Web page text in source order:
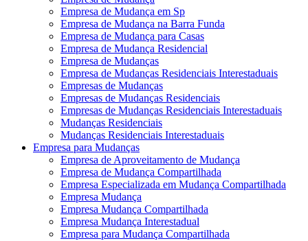
Empresa de Mudança em Sp
Empresa de Mudança na Barra Funda
Empresa de Mudança para Casas
Empresa de Mudança Residencial
Empresa de Mudanças
Empresa de Mudanças Residenciais Interestaduais
Empresas de Mudanças
Empresas de Mudanças Residenciais
Empresas de Mudanças Residenciais Interestaduais
Mudanças Residenciais
Mudanças Residenciais Interestaduais
Empresa para Mudanças
Empresa de Aproveitamento de Mudança
Empresa de Mudança Compartilhada
Empresa Especializada em Mudança Compartilhada
Empresa Mudança
Empresa Mudança Compartilhada
Empresa Mudança Interestadual
Empresa para Mudança Compartilhada